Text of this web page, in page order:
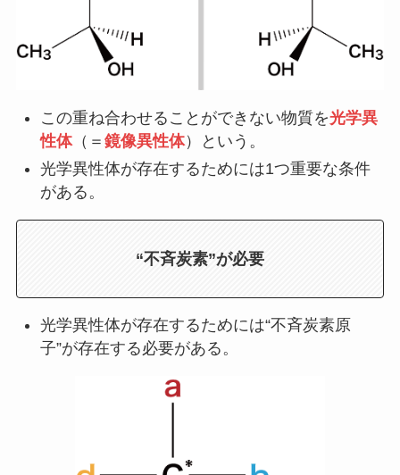
この重ね合わせることができない物質を光学異
性体（＝ 鏡像異性体）という。
光学異性体が存在するためには1つ重要な条件
がある。
“不斉炭素”が必要
光学異性体が存在するためには“不斉炭素原
子”が存在する必要がある。